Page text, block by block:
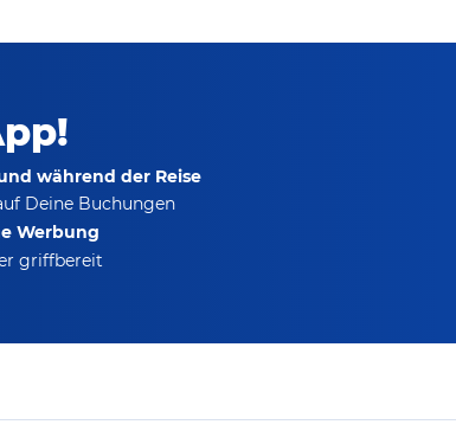
während der Reise
Deine Buchungen
Werbung
griffbereit